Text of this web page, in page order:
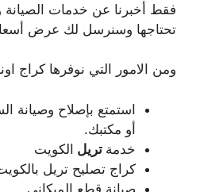
فقط أخبرنا عن خدمات الصيانة
تحتاجها وسنرسل لك عرض
ومن الامور التي نوفرها كراج
استمتع بإصلاح وصيانة
أو مكتبك.
خدمة تريل الكويت
كراج تصليح تريل
صيانة قطع الميكاني